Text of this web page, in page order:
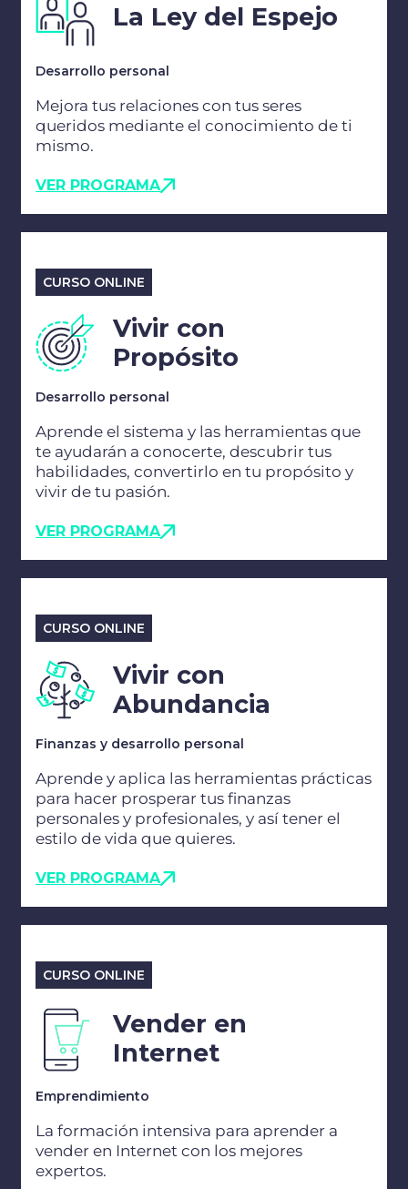
La Ley del Espejo
Desarrollo personal
Mejora tus relaciones con tus seres
queridos mediante el conocimiento de ti
mismo.
VER PROGRAMA
CURSO ONLINE
Vivir con
Propósito
Desarrollo personal
Aprende el sistema y las herramientas que
te ayudarán a conocerte, descubrir tus
habilidades, convertirlo en tu propósito y
vivir de tu pasión.
VER PROGRAMA
CURSO ONLINE
Vivir con
Abundancia
Finanzas y desarrollo personal
Aprende y aplica las herramientas prácticas
para hacer prosperar tus finanzas
personales y profesionales, y así tener el
estilo de vida que quieres.
VER PROGRAMA
CURSO ONLINE
Vender en
Internet
Emprendimiento
La formación intensiva para aprender a
vender en Internet con los mejores
expertos.